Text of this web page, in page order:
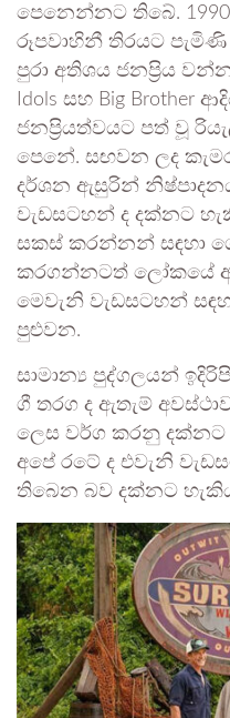
පෙනෙන්නට තිබේ.
රූපවාහිනී තිරයට පැමිණි
පුරා අතිශය ජනප්‍රිය
Idols සහ Big Brother
ජනප්‍රියත්වයට පත් වූ
පෙනේ. සඟවන ලද
දර්ශන ඇසුරින්
වැඩසටහන් ද දක්නට
සකස් කරන්නන් සඳහා
කරගන්නටත් ලෝකයේ
මෙවැනි වැඩසටහන්
පුළුවන.
සාමාන්‍ය පුද්ගලයන්
ගී තරග ද ඇතැම්
ලෙස වර්ග කරනු දක්නට
අපේ රටේ ද එවැනි
තිබෙන බව දක්නට